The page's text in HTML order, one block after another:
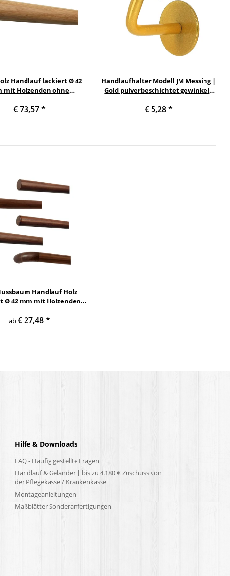
Handlauf lackiert Ø 42
mit Holzenden ohne
Halbkugel gefräst
€ 73,57*
Handlaufhalter Modell JM Messing |
Gold pulverbeschichtet gewinkelt
Stockschraubenmontage
€ 5,28*
Handlauf Holz
Ø 42 mm mit Holzenden
ab€ 27,48*
Hilfe & Downloads
FAQ - Häufig gestellte Fragen
Handlauf & Geländer | bis zu 4.180 € Zuschuss von
der Pflegekasse / Krankenkasse
Montageanleitungen
Maßblätter Sonderanfertigungen